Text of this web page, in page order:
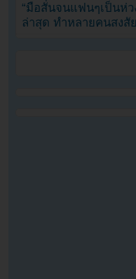
“มือสั่นจนแฟนๆเป็นห่ว
ล่าสุด ทำหลายคนสงสั